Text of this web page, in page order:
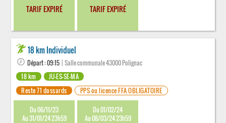
TARIF EXPIRÉ TARIF EXPIRÉ
18 km Individuel
Départ : 09:15 | Salle communale 43000 Polignac
18 km
JU-ES-SE-MA
Reste 71 dossards
PPS ou licence FFA OBLIGATOIRE
Du 06/11/23
Au 31/01/24 23h59
Du 01/02/24
Au 08/03/24 23h59